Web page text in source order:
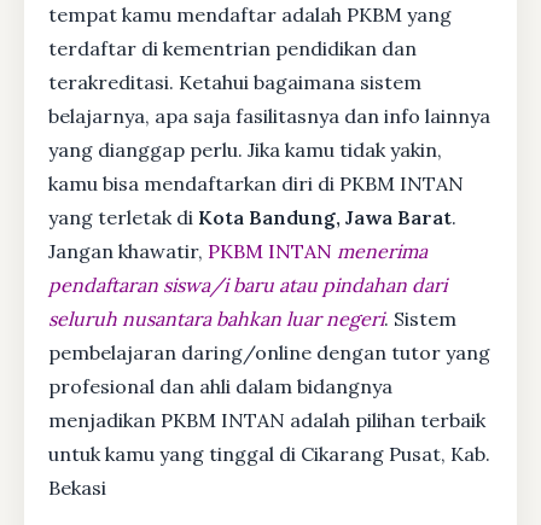
tempat kamu mendaftar adalah PKBM yang
terdaftar di kementrian pendidikan dan
terakreditasi. Ketahui bagaimana sistem
belajarnya, apa saja fasilitasnya dan info lainnya
yang dianggap perlu. Jika kamu tidak yakin,
kamu bisa mendaftarkan diri di PKBM INTAN
yang terletak di Kota Bandung, Jawa Barat.
Jangan khawatir, PKBM INTAN menerima
pendaftaran siswa/i baru atau pindahan dari
seluruh nusantara bahkan luar negeri. Sistem
pembelajaran daring/online dengan tutor yang
profesional dan ahli dalam bidangnya
menjadikan PKBM INTAN adalah pilihan terbaik
untuk kamu yang tinggal di Cikarang Pusat, Kab.
Bekasi